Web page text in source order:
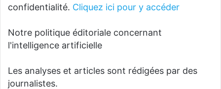
confidentialité. Cliquez ici pour y accéder
Notre politique éditoriale concernant
l'intelligence artificielle
Les analyses et articles sont rédigées par des
journalistes.